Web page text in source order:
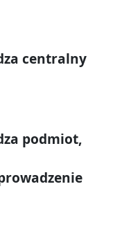
centralny
podmiot,